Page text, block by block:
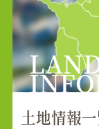
土地情報